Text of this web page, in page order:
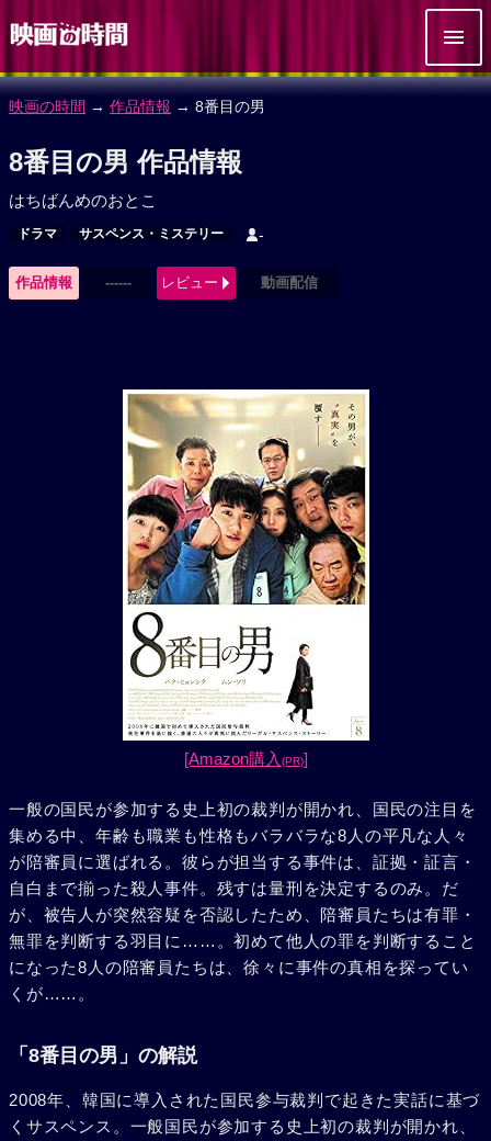
映画の時間 → 作品情報 → 8番目の男
8番目の男 作品情報
はちばんめのおとこ
ドラマ サスペンス・ミステリー -
作品情報 ------ レビュー 動画配信
[Amazon購入 (PR)]
一般の国民が参加する史上初の裁判が開かれ、国民の注目を
集める中、年齢も職業も性格もバラバラな8人の平凡な人々
が陪審員に選ばれる。彼らが担当する事件は、証拠・証言・
自白まで揃った殺人事件。残すは量刑を決定するのみ。だ
が、被告人が突然容疑を否認したため、陪審員たちは有罪・
無罪を判断する羽目に……。初めて他人の罪を判断すること
になった8人の陪審員たちは、徐々に事件の真相を探ってい
くが……。
「8番目の男」の解説
2008年、韓国に導入された国民参与裁判で起きた実話に基づ
くサスペンス。一般国民が参加する史上初の裁判が開かれ、